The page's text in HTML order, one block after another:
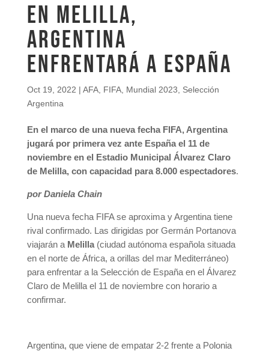
EN MELILLA,
ARGENTINA
ENFRENTARÁ A ESPAÑA
Oct 19, 2022 | AFA, FIFA, Mundial 2023
Selección
Argentina
En el marco de una nueva fecha FIFA, Argentina
jugará por primera vez ante España el 11 de
noviembre en el Estadio Municipal Álvarez Claro
de Melilla, con capacidad para 8.000 espectadores.
por Daniela Chain
Una nueva fecha FIFA se aproxima y Argentina tiene
rival confirmado. Las dirigidas por Germán Portanova
viajarán a Melilla(ciudad autónoma española situada
en el norte de África, a orillas del mar Mediterráneo)
para enfrentar a la Selección de España en el Álvarez
Claro de Melilla el 11 de noviembre con horario a
confirmar.
Argentina, que viene de empatar 2-2 frente a Polonia